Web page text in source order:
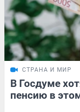
СТРАНА И МИР
В Госдуме
пенсию в